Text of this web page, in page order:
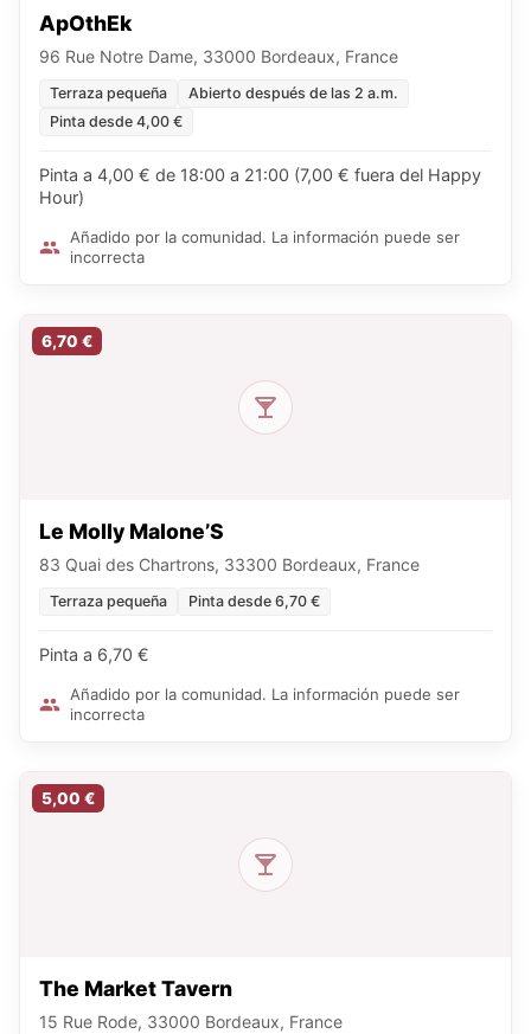
ApOthEk
96 Rue Notre Dame, 33000 Bordeaux, France
Terraza pequeña
Abierto después de las 2 a.m.
Pinta desde 4,00 €
Pinta a 4,00 € de 18:00 a 21:00 (7,00 € fuera del Happy
Hour)
Añadido por la comunidad. La información puede ser
incorrecta
6,70 €
Le Molly Malone’S
83 Quai des Chartrons, 33300 Bordeaux, France
Terraza pequeña Pinta desde 6,70 €
Pinta a 6,70 €
Añadido por la comunidad. La información puede ser
incorrecta
5,00 €
The Market Tavern
15 Rue Rode, 33000 Bordeaux, France